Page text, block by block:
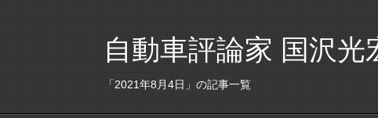
自動車評論家 国沢光
「2021年8月4日」の記事一覧